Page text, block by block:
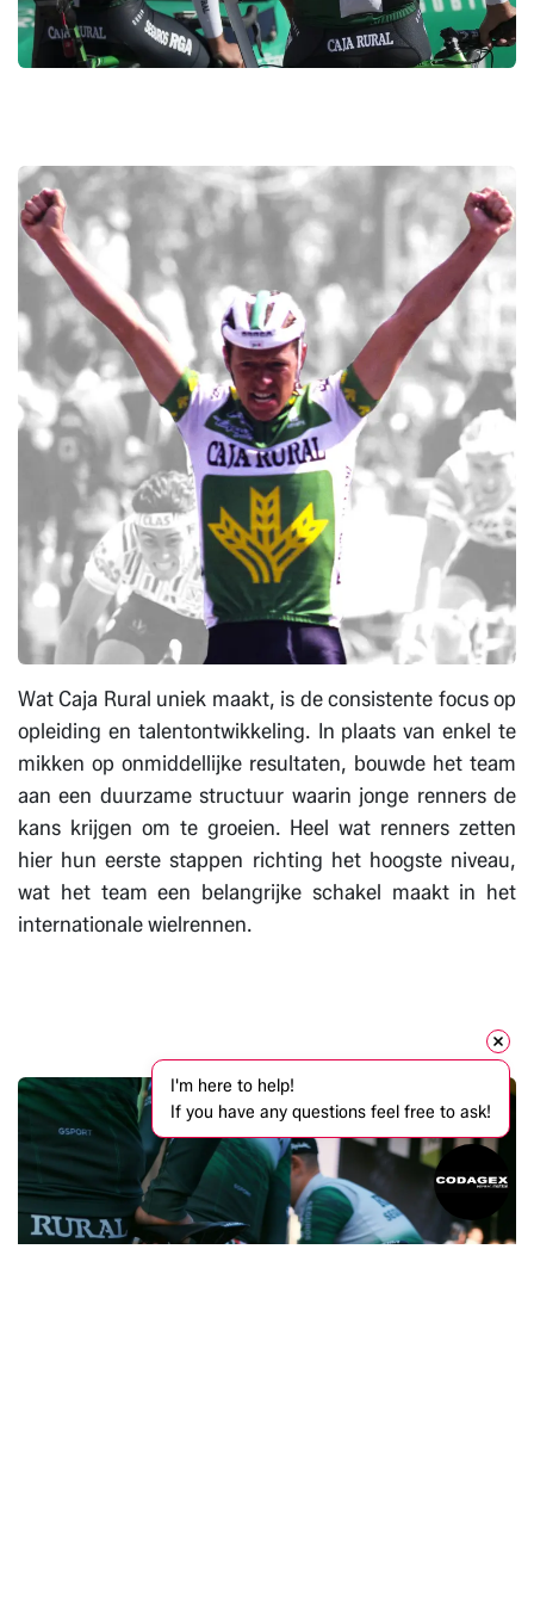
Wat Caja Rural uniek maakt, is de consistente focus op
opleiding en talentontwikkeling. In plaats van enkel te
mikken op onmiddellijke resultaten, bouwde het team
aan een duurzame structuur waarin jonge renners de
kans krijgen om te groeien. Heel wat renners zetten
hier hun eerste stappen richting het hoogste niveau,
wat het team een belangrijke schakel maakt in het
internationale wielrennen.
I'm here to help!
If you have any questions feel free to ask!